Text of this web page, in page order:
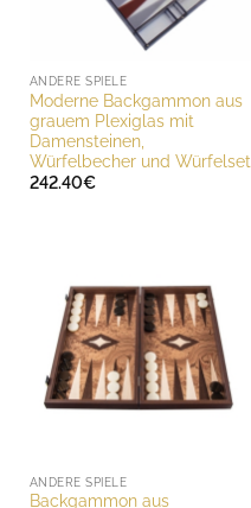
ANDERE SPIELE
Moderne Backgammon aus
grauem Plexiglas mit
Damensteinen,
Würfelbecher und Würfelset
242.40€
ANDERE SPIELE
Backgammon aus